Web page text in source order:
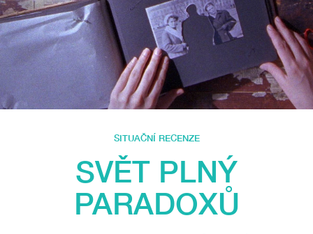
SITUAČNÍ RECENZE
SVĚT PLNÝ
PARADOXŮ